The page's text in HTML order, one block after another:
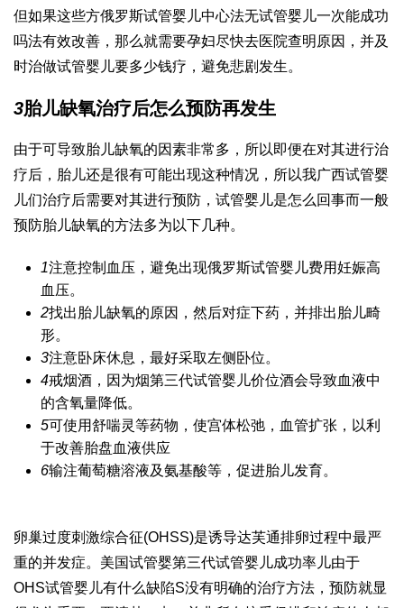
但如果这些方俄罗斯试管婴儿中心法无试管婴儿一次能成功
吗法有效改善，那么就需要孕妇尽快去医院查明原因，并及
时治做试管婴儿要多少钱疗，避免悲剧发生。
3胎儿缺氧治疗后怎么预防再发生
由于可导致胎儿缺氧的因素非常多，所以即便在对其进行治
疗后，胎儿还是很有可能出现这种情况，所以我广西试管婴
儿们治疗后需要对其进行预防， 试管婴儿是怎么回事而一般
预防胎儿缺氧的方法多为以下几种。
1注意控制血压，避免出现俄罗斯试管婴儿费用妊娠高
血压。
2找出胎儿缺氧的原因，然后对症下药，并排出胎儿畸
形。
3注意卧床休息，最好采取左侧卧位。
4戒烟酒，因为烟第三代试管婴儿价位酒会导致血液中
的含氧量降低。
5可使用舒喘灵等药物，使宫体松弛，血管扩张，以利
于改善胎盘血液供应
6输注葡萄糖溶液及氨基酸等，促进胎儿发育。
卵巢过度刺激综合征(OHSS)是诱导达芙通排卵过程中最严
重的并发症。美国试管婴第三代试管婴儿成功率 儿由于
OHS试管婴儿有什么缺陷S没有明确的治疗方法，预防就显